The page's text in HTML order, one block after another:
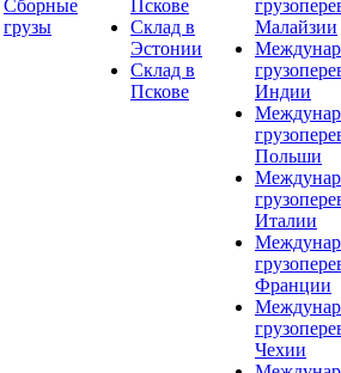
Сборные
грузы
Пскове
Склад в
Эстонии
Склад в
Пскове
Малайзии
Индии
Польши
Италии
Франции
Чехии